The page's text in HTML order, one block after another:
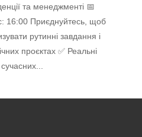
та менеджменті 📅
16:00 Приєднуйтесь, щоб
рутинні завдання і
проєктах ✅ Реальні